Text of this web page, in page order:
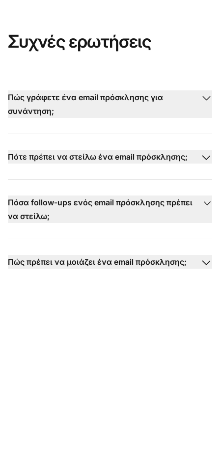
Συχνές ερωτήσεις
Πώς γράφετε ένα email πρόσκλησης για
συνάντηση;
Πότε πρέπει να στείλω ένα email πρόσκλησης;
Πόσα follow-ups ενός email πρόσκλησης πρέπει
να στείλω;
Πώς πρέπει να μοιάζει ένα email πρόσκλησης;